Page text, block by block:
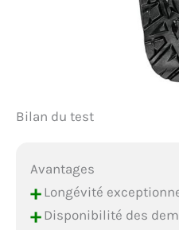
Bilan du test
Avantages
+Longévité
+Disponibilité des